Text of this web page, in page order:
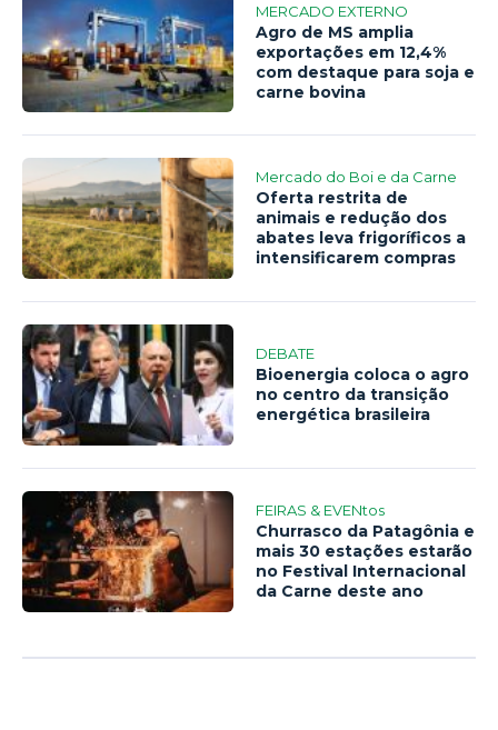
MERCADO EXTERNO
Agro de MS amplia
exportações em 12,4%
com destaque para soja e
carne bovina
Mercado do Boi e da Carne
Oferta restrita de
animais e redução dos
abates leva frigoríficos a
intensificarem compras
DEBATE
Bioenergia coloca o agro
no centro da transição
energética brasileira
FEIRAS & EVENtos
Churrasco da Patagônia e
mais 30 estações estarão
no Festival Internacional
da Carne deste ano